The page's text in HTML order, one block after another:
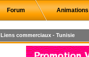
Forum Animations
Liens commerciaux - Tunisie